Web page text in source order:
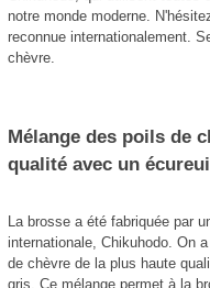
notre monde moderne.
reconnue internationalement.
chèvre.
Mélange des poils de
qualité avec un
La brosse a été fabriquée par
internationale, Chikuhodo. On
de chèvre de la plus haute
gris. Ce mélange permet à la